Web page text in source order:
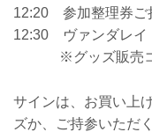
12:20 参加整理券ご
12:30 ヴァンダレイ
※グッズ販売コ
サインは、お買い上
ズか、ご持参いただ